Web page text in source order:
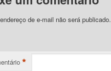
de e-mail não será publicado.
*